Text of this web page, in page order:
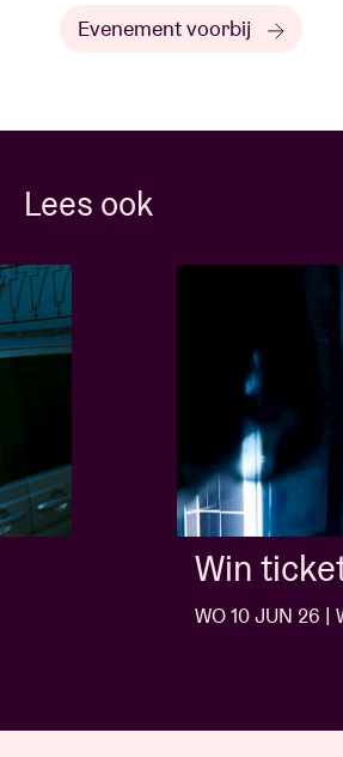
Evenement voorbij
Lees ook
Win tickets voor
WO 10 JUN 26 | Wedstrijd